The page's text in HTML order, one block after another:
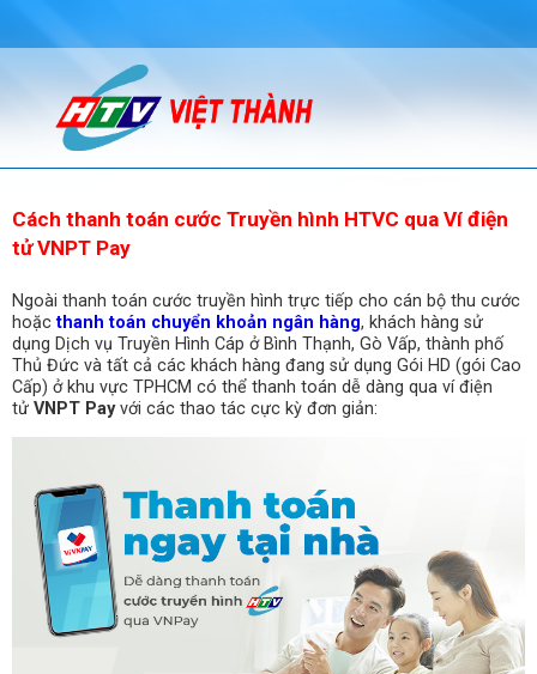
Cách thanh toán cước Truyền hình HTVC qua Ví điện
tử VNPT Pay
Ngoài thanh toán cước truyền hình trực tiếp cho cán bộ thu cước
hoặcthanh toán chuyển khoản ngân hàng, khách hàng sử
dụng Dịch vụ Truyền Hình Cáp ở Bình Thạnh, Gò Vấp, thành phố
Thủ Đức và tất cả các khách hàng đang sử dụng Gói HD (gói Cao
Cấp) ở khu vực TPHCM có thể thanh toán dễ dàng qua ví điện
tử VNPT Payvới các thao tác cực kỳ đơn giản: